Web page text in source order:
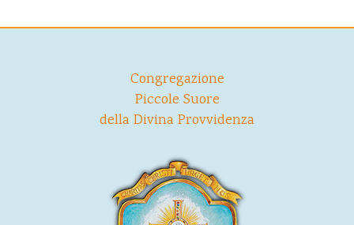
Congregazione
Piccole Suore
della Divina Provvidenza